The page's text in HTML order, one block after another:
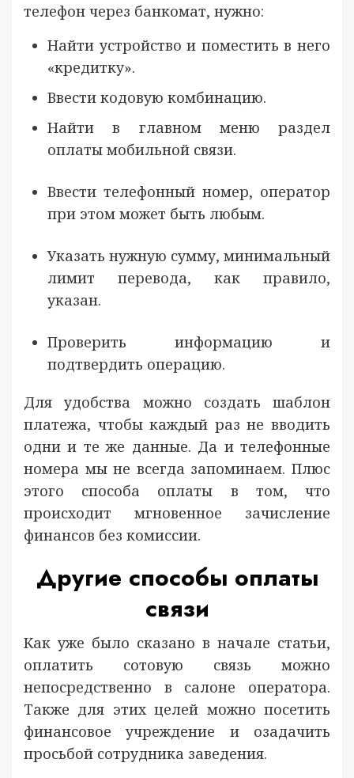
телефон через банкомат, нужно:
Найти устройство и поместить в него
«кредитку».
Ввести кодовую комбинацию.
Найти в главном меню раздел
оплаты мобильной связи.
Ввести телефонный номер, оператор
при этом может быть любым.
Указать нужную сумму, минимальный
лимит перевода, как правило,
указан.
Проверить информацию и
подтвердить операцию.
Для удобства можно создать шаблон
платежа, чтобы каждый раз не вводить
одни и те же данные. Да и телефонные
номера мы не всегда запоминаем. Плюс
этого способа оплаты в том, что
происходит мгновенное зачисление
финансов без комиссии.
Другие способы оплаты
связи
Как уже было сказано в начале статьи,
оплатить сотовую связь можно
непосредственно в салоне оператора.
Также для этих целей можно посетить
финансовое учреждение и озадачить
просьбой сотрудника заведения.